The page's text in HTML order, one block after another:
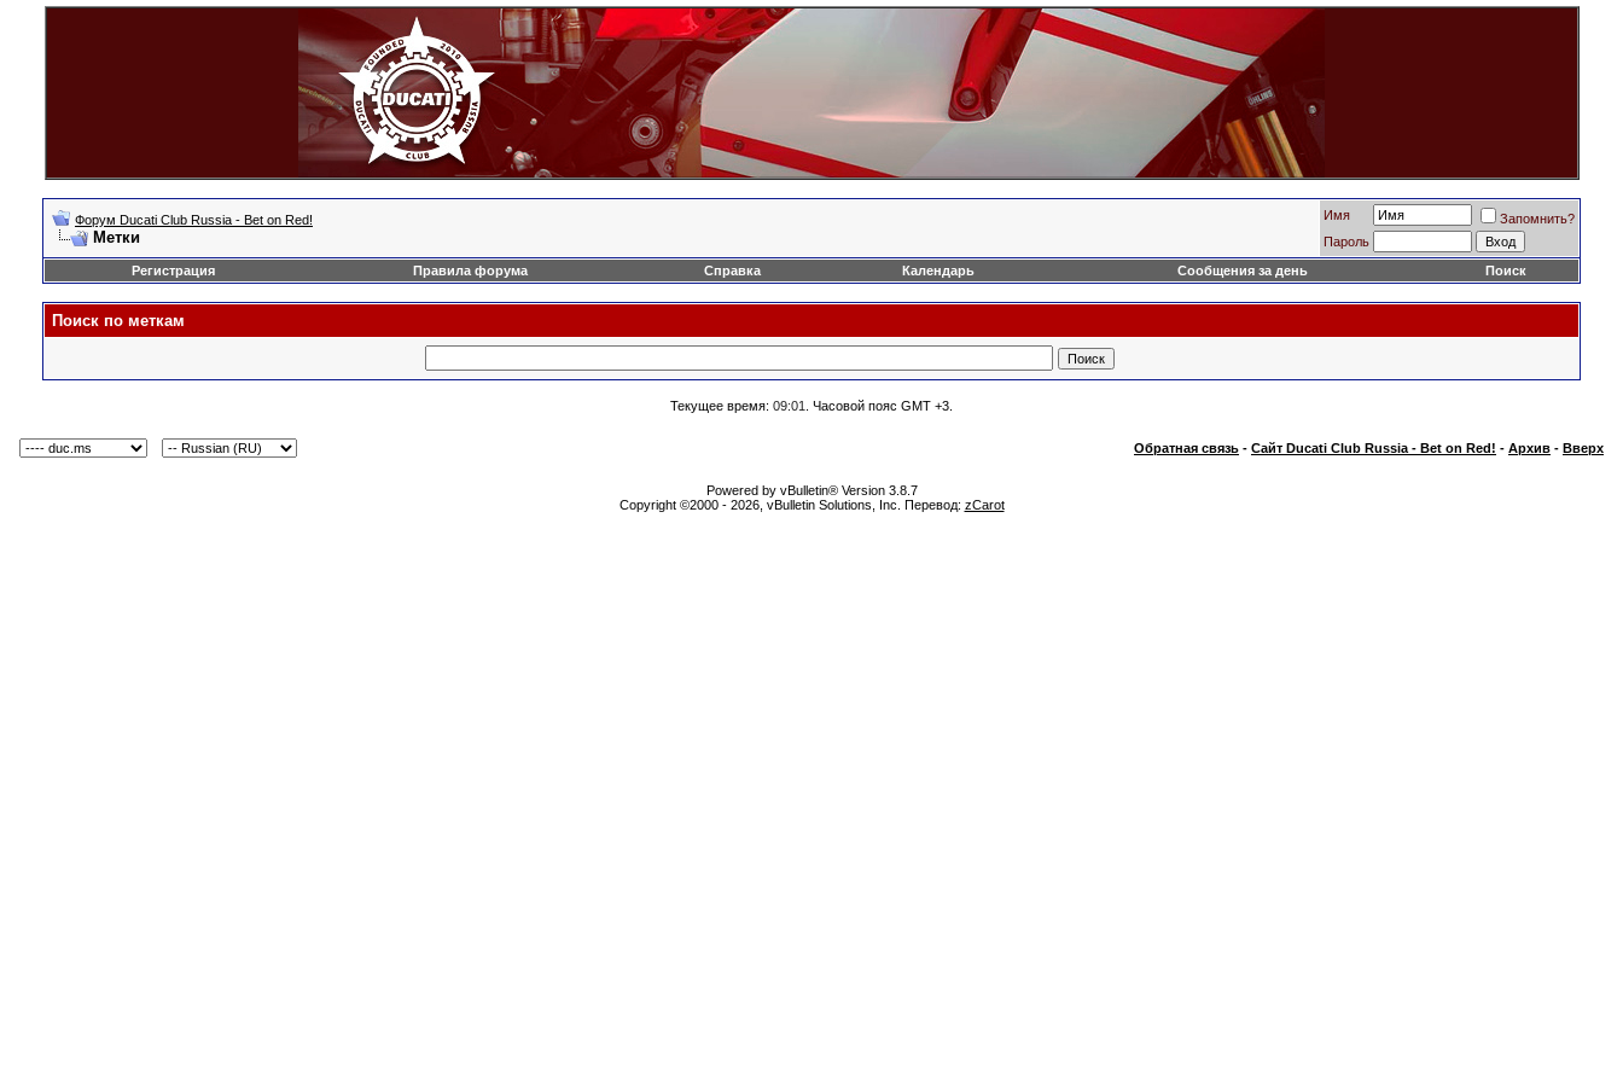
Форум Ducati Club Russia - Bet on Red!
Метки
Имя
Запомнить?
Пароль
Регистрация
Правила форума Справка Календарь Сообщения за день Поиск
Поиск по меткам
Текущее время: 09:01 . Часовой пояс GMT +3.
Обратная связь - Сайт Ducati Club Russia - Bet on Red! - Архив - Вверх
Powered by vBulletin® Version 3.8.7
Copyright ©2000 - 2026, vBulletin Solutions, Inc. Перевод: zCarot